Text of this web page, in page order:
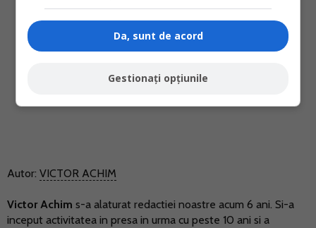
Autor: VICTOR ACHIM
Victor Achim s-a alaturat redactiei noastre acum 6 ani. Si-a
inceput activitatea in presa in urma cu peste 10 ani si a
Da, sunt de acord
Gestionați opțiunile